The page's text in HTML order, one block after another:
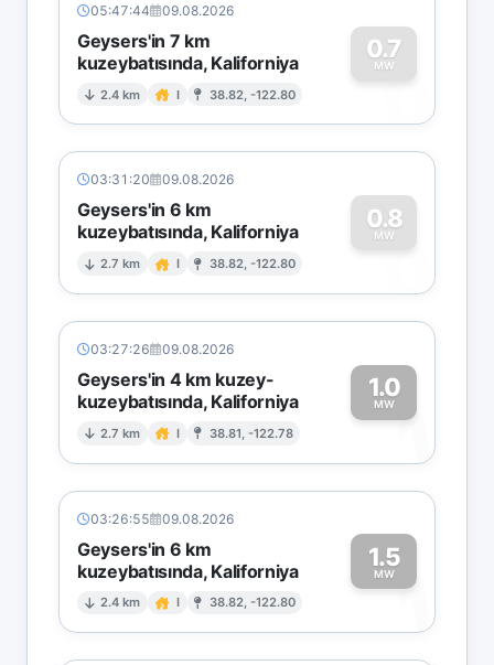
05:47:44 09.08.2026
Geysers'in 7 km
kuzeybatısında, Kaliforniya
2.4 km I 38.82, -122.80
0.7
MW
0
03:31:20 09.08.2026
Geysers'in 6 km
kuzeybatısında, Kaliforniya
2.7 km I 38.82, -122.80
0.8
MW
0
03:27:26 09.08.2026
Geysers'in 4 km kuzey-
kuzeybatısında, Kaliforniya
2.7 km I 38.81, -122.78
1.0
MW1
03:26:55 09.08.2026
Geysers'in 6 km
kuzeybatısında, Kaliforniya
2.4 km I 38.82, -122.80
1.5
MW1